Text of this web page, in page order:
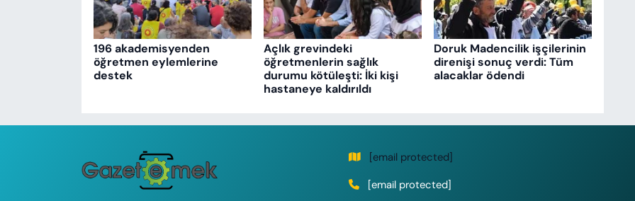
196 akademisyenden
öğretmen eylemlerine
destek
Açlık grevindeki
öğretmenlerin sağlık
durumu kötüleşti: İki kişi
hastaneye kaldırıldı
Doruk Madencilik işçilerinin
direnişi sonuç verdi: Tüm
alacaklar ödendi
[email protected]
[email protected]